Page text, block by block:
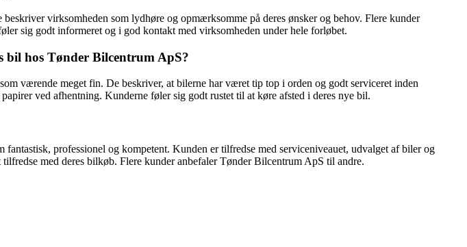
virksomheden som lydhøre og opmærksomme på deres ønsker og behov. Flere kunder
sig godt informeret og i god kontakt med virksomheden under hele forløbet.
bil hos Tønder Bilcentrum ApS?
værende meget fin. De beskriver, at bilerne har været tip top i orden og godt serviceret inden
ved afhentning. Kunderne føler sig godt rustet til at køre afsted i deres nye bil.
professionel og kompetent. Kunden er tilfredse med serviceniveauet, udvalget af biler og
med deres bilkøb. Flere kunder anbefaler Tønder Bilcentrum ApS til andre.